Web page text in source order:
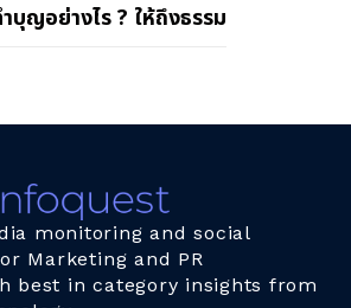
ญอย่างไร ? ให้ถึงธรรม
monitoring and social
Marketing and PR
best in category insights from